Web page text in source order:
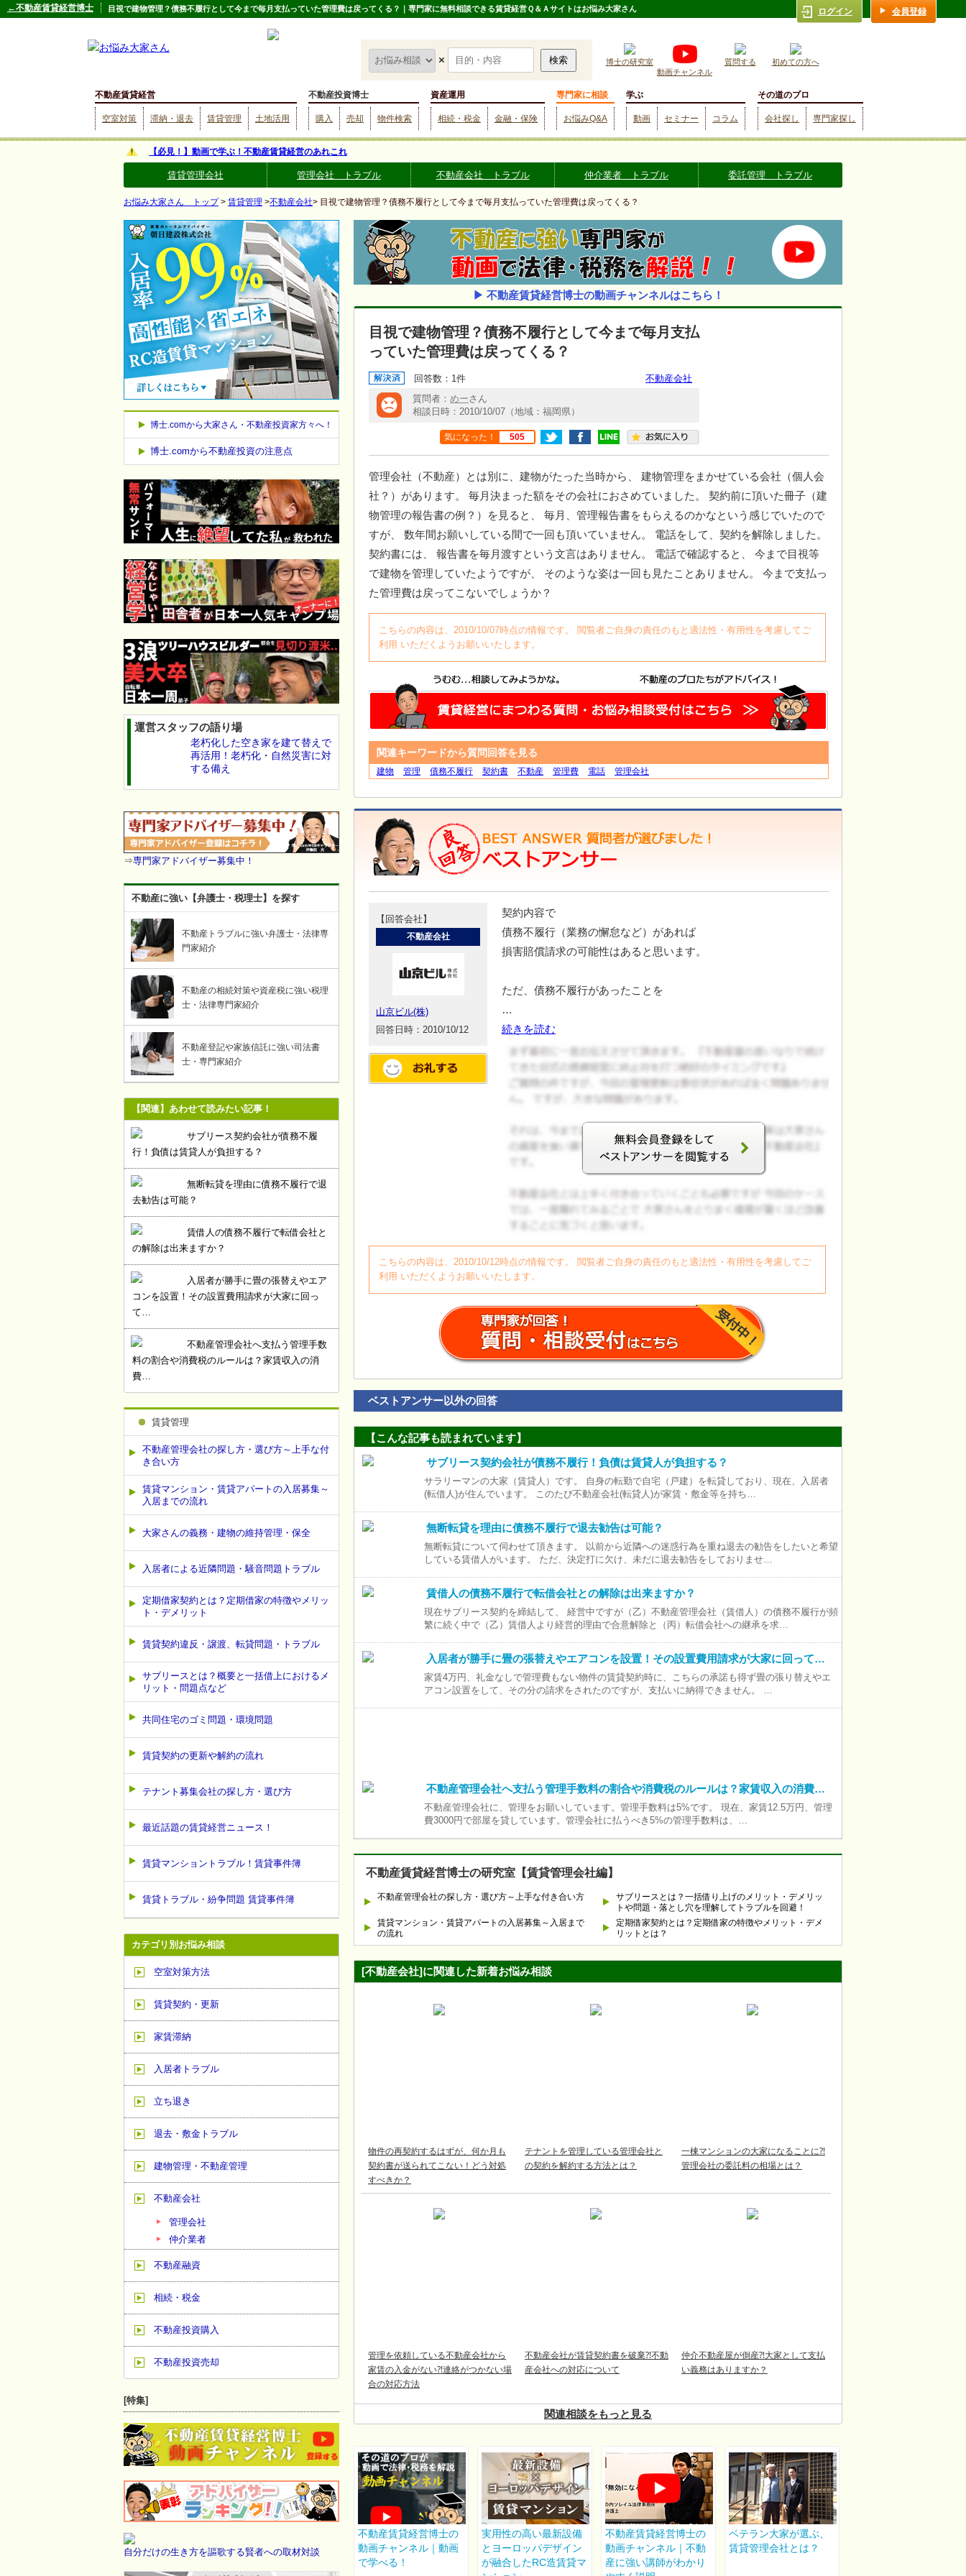
目視で建物管理？債務不履行として今まで毎月支払っていた管理費は戻ってくる？｜専門家に無料相談できる賃貸経営Ｑ＆Ａサイトはお悩み大家さん
×
博士の研究室
動画チャンネル
質問する 初めての方へ
不動産賃貸経営
空室対策 滞納・退去 賃貸管理 土地活用
不動産投資博士
購入 売却 物件検索
資産運用
相続・税金 金融・保険
専門家に相談
お悩みQ&A
学ぶ
動画 セミナー コラム
その道のプロ
会社探し 専門家探し
←不動産賃貸経営博士 ログイン 会員登録
【必見！】動画で学ぶ！不動産賃貸経営のあれこれ
賃貸管理会社 管理会社 トラブル 不動産会社 トラブル 仲介業者 トラブル 委託管理 トラブル
お悩み大家さん トップ> 賃貸管理 >不動産会社> 目視で建物管理？債務不履行として今まで毎月支払っていた管理費は戻ってくる？
▶ 不動産賃貸経営博士の動画チャンネルはこちら！
目視で建物管理？債務不履行として今まで毎月支払
っていた管理費は戻ってくる？
回答数：1件
不動産会社
質問者： めーさん
相談日時：2010/10/07（地域：福岡県）
気になった！ 505
管理会社（不動産）とは別に、建物がたった当時から、 建物管理をまかせている会社（個人会
社？）があります。 毎月決まった額をその会社におさめていました。 契約前に頂いた冊子（建
物管理の報告書の例？）を見ると、 毎月、管理報告書をもらえるのかなという感じでいたので
すが、 数年間お願いしている間で一回も頂いていません。 電話をして、契約を解除しました。
契約書には、 報告書を毎月渡すという文言はありません。 電話で確認すると、 今まで目視等
で建物を管理していたようですが、 そのような姿は一回も見たことありません。 今まで支払っ
た管理費は戻ってこないでしょうか？
こちらの内容は、2010/10/07時点の情報です。 閲覧者ご自身の責任のもと適法性・有用性を考慮してご
利用 いただくようお願いいたします。
関連キーワードから質問回答を見る
建物 管理 債務不履行 契約書 不動産 管理費 電話 管理会社
【回答会社】
不動産会社
山京ビル(株)
回答日時：2010/10/12
契約内容で
債務不履行（業務の懈怠など）があれば
損害賠償請求の可能性はあると思います。
ただ、債務不履行があったことを
…
続きを読む
ログイン
こちらの内容は、2010/10/12時点の情報です。 閲覧者ご自身の責任のもと適法性・有用性を考慮してご
利用 いただくようお願いいたします。
ベストアンサー以外の回答
【こんな記事も読まれています】
サブリース契約会社が債務不履行！負債は賃貸人が負担する？
サラリーマンの大家（賃貸人）です。 自身の転勤で自宅（戸建）を転貸しており、現在、入居者
(転借人)が住んでいます。 このたび不動産会社(転貸人)が家賃・敷金等を持ち…
無断転貸を理由に債務不履行で退去勧告は可能？
無断転貸について伺わせて頂きます。 以前から近隣への迷惑行為を重ね退去の勧告をしたいと希望
している賃借人がいます。 ただ、決定打に欠け、未だに退去勧告をしておりませ…
賃借人の債務不履行で転借会社との解除は出来ますか？
現在サブリース契約を締結して、 経営中ですが（乙）不動産管理会社（賃借人）の債務不履行が頻
繁に続く中で（乙）賃借人より経営的理由で合意解除と（丙）転借会社への継承を求…
入居者が勝手に畳の張替えやエアコンを設置！その設置費用請求が大家に回って…
家賃4万円、礼金なしで管理費もない物件の賃貸契約時に、こちらの承諾も得ず畳の張り替えやエ
アコン設置をして、その分の請求をされたのですが、支払いに納得できません。 …
不動産管理会社へ支払う管理手数料の割合や消費税のルールは？家賃収入の消費…
不動産管理会社に、管理をお願いしています。管理手数料は5%です。 現在、家賃12.5万円、管理
費3000円で部屋を貸しています。管理会社に払うべき5%の管理手数料は、…
不動産賃貸経営博士の研究室【賃貸管理会社編】
不動産管理会社の探し方・選び方～上手な付き合い方
サブリースとは？一括借り上げのメリット・デメリッ
トや問題・落とし穴を理解してトラブルを回避！
賃貸マンション・賃貸アパートの入居募集～入居まで
の流れ
定期借家契約とは？定期借家の特徴やメリット・デメ
リットとは？
[不動産会社]に関連した新着お悩み相談
物件の再契約するはずが、何か月も
契約書が送られてこない！どう対処
すべきか？
テナントを管理している管理会社と
の契約を解約する方法とは？
一棟マンションの大家になることに⁈
管理会社の委託料の相場とは？
管理を依頼している不動産会社から
家賃の入金がない⁈連絡がつかない場
合の対応方法
不動産会社が賃貸契約書を破棄⁈不動
産会社への対応について
仲介不動産屋が倒産⁈大家として支払
い義務はありますか？
関連相談をもっと見る
博士.comから大家さん・不動産投資家方々へ！
博士.comから不動産投資の注意点
運営スタッフの語り場
老朽化した空き家を建て替えで
再活用！老朽化・自然災害に対
する備え
⇒専門家アドバイザー募集中！
不動産に強い【弁護士・税理士】を探す
不動産トラブルに強い弁護士・法律専
門家紹介
不動産の相続対策や資産税に強い税理
士・法律専門家紹介
不動産登記や家族信託に強い司法書
士・専門家紹介
【関連】あわせて読みたい記事！
サブリース契約会社が債務不履
行！負債は賃貸人が負担する？
無断転貸を理由に債務不履行で退
去勧告は可能？
賃借人の債務不履行で転借会社と
の解除は出来ますか？
入居者が勝手に畳の張替えやエア
コンを設置！その設置費用請求が大家に回っ
て…
不動産管理会社へ支払う管理手数
料の割合や消費税のルールは？家賃収入の消
費…
賃貸管理
不動産管理会社の探し方・選び方～上手な付
き合い方
賃貸マンション・賃貸アパートの入居募集～
入居までの流れ
大家さんの義務・建物の維持管理・保全
入居者による近隣問題・騒音問題トラブル
定期借家契約とは？定期借家の特徴やメリッ
ト・デメリット
賃貸契約違反・譲渡、転貸問題・トラブル
サブリースとは？概要と一括借上におけるメ
リット・問題点など
共同住宅のゴミ問題・環境問題
賃貸契約の更新や解約の流れ
テナント募集会社の探し方・選び方
最近話題の賃貸経営ニュース！
賃貸マンショントラブル！賃貸事件簿
賃貸トラブル・紛争問題 賃貸事件簿
カテゴリ別お悩み相談
空室対策方法
賃貸契約・更新
家賃滞納
入居者トラブル
立ち退き
退去・敷金トラブル
建物管理・不動産管理
不動産会社
管理会社
仲介業者
不動産融資
相続・税金
不動産投資購入
不動産投資売却
[特集]
自分だけの生き方を謳歌する賢者への取材対談